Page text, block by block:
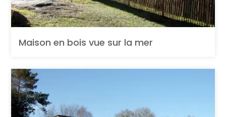
Maison en bois vue sur la mer